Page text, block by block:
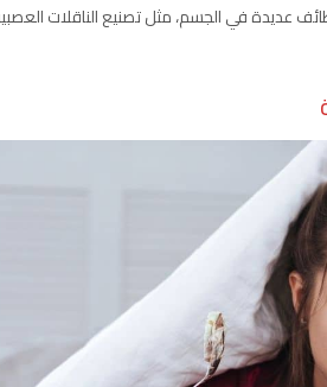
عديدة في الجسم، مثل تصنيع الناقلات